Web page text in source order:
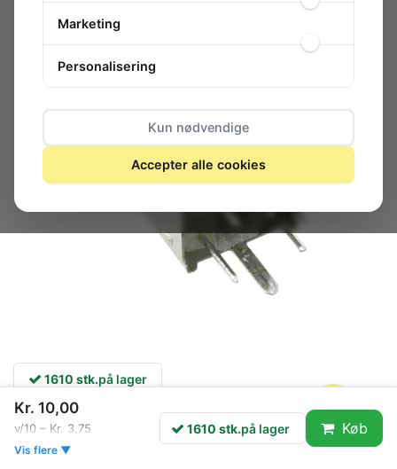
1610 stk.på lager
Nominel selvinduktion 0,08mH
Kr. 10,00
v/10 – Kr. 3,75
Vis flere ▼
1610 stk.på lager Køb
Marketing
Personalisering
Kun nødvendige
Accepter alle cookies